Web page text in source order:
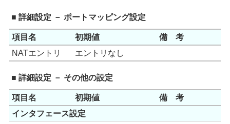
■ 詳細設定 － ポートマッピング設定
項目名 初期値
備 考
NATエントリ
エントリなし
■ 詳細設定 － その他の設定
項目名 初期値
備 考
インタフェース設定